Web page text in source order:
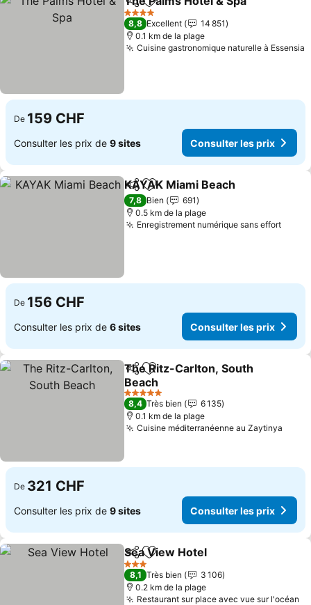
PartagerAjouter à mes favoris
4 Étoiles
8,8 Excellent
14 851
0.1 km de la plage
Cuisine gastronomique naturelle à Essensia
De 159 CHF
Consulter les prix de 9 sites Consulter les prix
PartagerAjouter à mes favoris
KAYAK Miami Beach
7,8 Bien
691
0.5 km de la plage
Enregistrement numérique sans effort
De 156 CHF
Consulter les prix de 6 sites Consulter les prix
PartagerAjouter à mes favoris
The Ritz-Carlton, South
Beach
5 Étoiles
8,4 Très bien
6 135
0.1 km de la plage
Cuisine méditerranéenne au Zaytinya
De 321 CHF
Consulter les prix de 9 sites Consulter les prix
PartagerAjouter à mes favoris
Sea View Hotel
3 Étoiles
8,1 Très bien
3 106
0.2 km de la plage
Restaurant sur place avec vue sur l'océan